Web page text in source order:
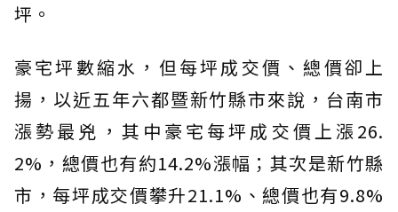
坪。
豪宅坪數縮水，但每坪成交價、總價卻上
揚，以近五年六都暨新竹縣市來說，台南市
漲勢最兇，其中豪宅每坪成交價上漲26.
2%，總價也有約14.2%漲幅；其次是新竹縣
市，每坪成交價攀升21.1%、總價也有9.8%